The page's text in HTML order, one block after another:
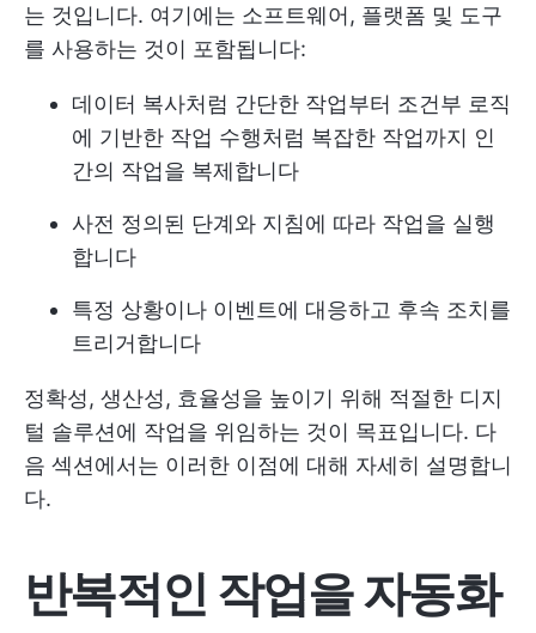
는 것입니다. 여기에는 소프트웨어, 플랫폼 및 도구
를 사용하는 것이 포함됩니다:
데이터 복사처럼 간단한 작업부터 조건부 로직
에 기반한 작업 수행처럼 복잡한 작업까지 인
간의 작업을 복제합니다
사전 정의된 단계와 지침에 따라 작업을 실행
합니다
특정 상황이나 이벤트에 대응하고 후속 조치를
트리거합니다
정확성, 생산성, 효율성을 높이기 위해 적절한 디지
털 솔루션에 작업을 위임하는 것이 목표입니다. 다
음 섹션에서는 이러한 이점에 대해 자세히 설명합니
다.
반복적인 작업을 자동화